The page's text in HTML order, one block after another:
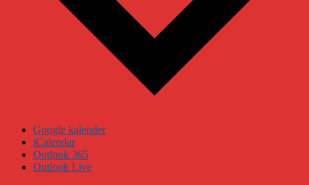
Google kalender
iCalendar
Outlook 365
Outlook Live